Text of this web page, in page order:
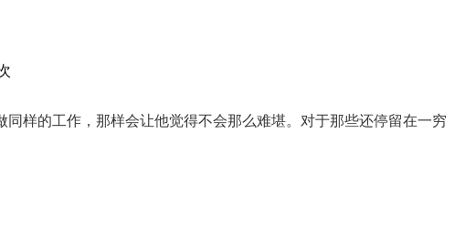
样的工作，那样会让他觉得不会那么难堪。对于那些还停留在一穷